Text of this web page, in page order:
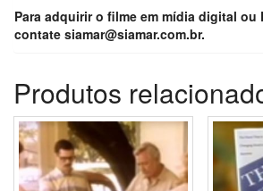
Para adquirir o filme em mídia digital ou
contate siamar@siamar.com.br.
Produtos